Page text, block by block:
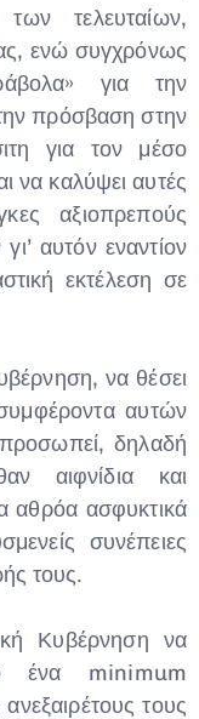
των τελευταίων,
ενώ συγχρόνως
για την
πρόσβαση στην
για τον μέσο
να καλύψει αυτές
αξιοπρεπούς
αυτόν εναντίον
εκτέλεση σε
να θέσει
αυτών
δηλαδή
αιφνίδια και
αθρόα ασφυκτικά
συνέπειες
τους.
Κυβέρνηση να
ένα minimum
τους